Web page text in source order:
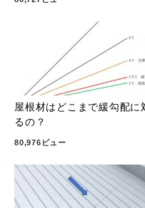
屋根材はどこまで緩勾配
るの？
80,976ビュー